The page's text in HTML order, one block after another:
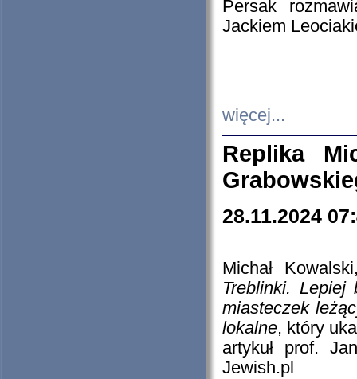
Persak
Jackiem
więcej...
Replika
28.11.2024
Michał
Treblinki. Lepiej
miasteczek
lokalne, który
artykuł prof.
Jewish.pl